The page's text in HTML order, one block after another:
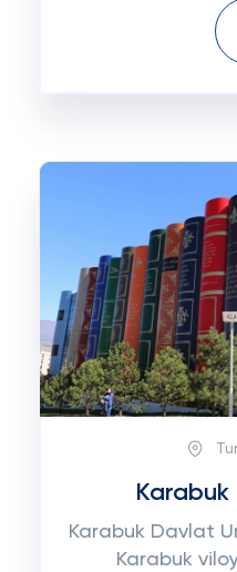
Karabuk Davlat
Karabuk